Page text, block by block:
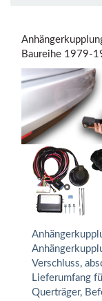
Baureihe 1979-
Verschluss,
Lieferumfang
Querträger,